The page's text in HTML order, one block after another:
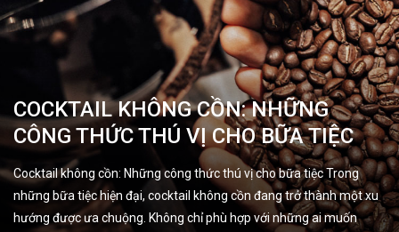
COCKTAIL KHÔNG CỒN: NHỮNG
CÔNG THỨC THÚ VỊ CHO BỮA TIỆC
Cocktail không cồn: Những công thức thú vị cho bữa tiệc Trong
những bữa tiệc hiện đại, cocktail không cồn đang trở thành một xu
hướng được ưa chuộng. Không chỉ phù hợp với những ai muốn